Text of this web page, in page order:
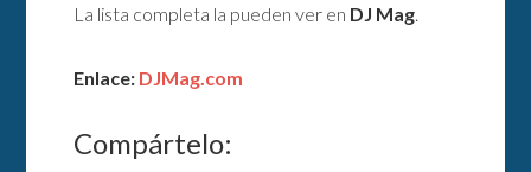
La lista completa la pueden ver en DJ Mag
Enlace: DJMag.com
Compártelo: